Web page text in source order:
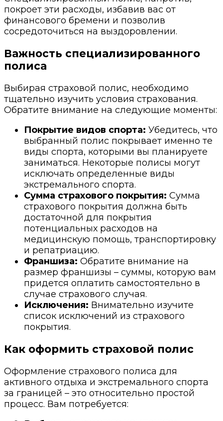
покроет эти расходы, избавив вас от
финансового бремени и позволив
сосредоточиться на выздоровлении.
Важность специализированного
полиса
Выбирая страховой полис, необходимо
тщательно изучить условия страхования.
Обратите внимание на следующие моменты:
Покрытие видов спорта: Убедитесь, что
выбранный полис покрывает именно те
виды спорта, которыми вы планируете
заниматься. Некоторые полисы могут
исключать определенные виды
экстремального спорта.
Сумма страхового покрытия: Сумма
страхового покрытия должна быть
достаточной для покрытия
потенциальных расходов на
медицинскую помощь, транспортировку
и репатриацию.
Франшиза: Обратите внимание на
размер франшизы – суммы, которую вам
придется оплатить самостоятельно в
случае страхового случая.
Исключения: Внимательно изучите
список исключений из страхового
покрытия.
Как оформить страховой полис
Оформление страхового полиса для
активного отдыха и экстремального спорта
за границей – это относительно простой
процесс. Вам потребуется: